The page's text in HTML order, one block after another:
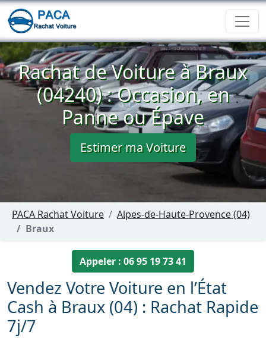
Rachat de Voiture à Braux
(04240) : Occasion, en
Panne ou Épave
Estimer ma Voiture
PACA Rachat Voiture
Alpes-de-Haute-Provence (04)
Braux
Appeler : 06 95 19 73 41
Vendez Votre Voiture en l’État
Cash à Braux (04) : Rachat Rapide
7j/7